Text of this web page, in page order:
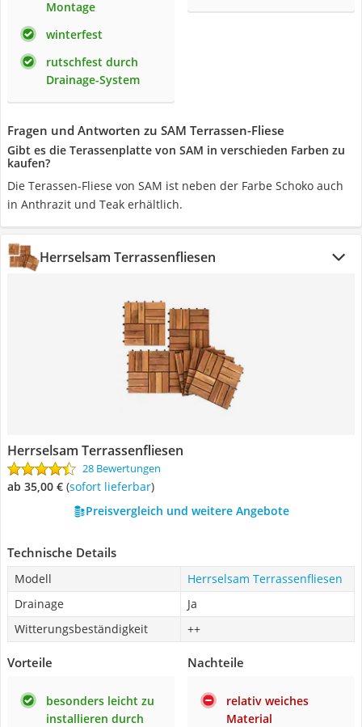
Montage
winterfest
rutschfest durch
Drainage-System
Fragen und Antworten zu SAM Terrassen-Fliese
Gibt es die Terassenplatte von SAM in verschieden Farben zu
kaufen?
Die Terassen-Fliese von SAM ist neben der Farbe Schoko auch
in Anthrazit und Teak erhältlich.
Herrselsam Terrassenfliesen
Herrselsam Terrassenfliesen
28 Bewertungen
ab 35,00 € ( Sofort lieferbar)
Preisvergleich und weitere Angebote
Technische Details
Modell
Herrselsam Terrassenfliesen
Drainage
Ja
Witterungsbeständigkeit
++
Vorteile
besonders leicht zu
installieren durch
Nachteile
relativ weiches
Material